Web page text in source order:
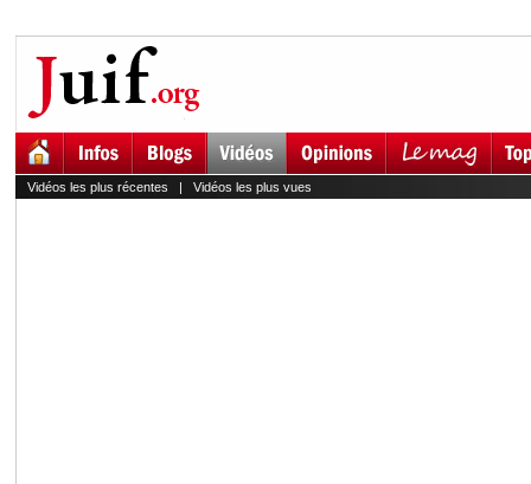
Vidéos les plus récentes | Vidéos les plus vues